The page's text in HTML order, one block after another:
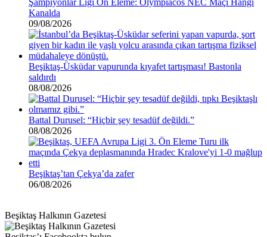
Şampiyonlar Ligi Ön Eleme: Olympiacos NEC Maçı Hangi
Kanalda
09/08/2026
Beşiktaş-Üsküdar vapurunda kıyafet tartışması! Bastonla
saldırdı
08/08/2026
Battal Durusel: “Hiçbir şey tesadüf değildi.”
08/08/2026
Beşiktaş’tan Çekya’da zafer
06/08/2026
Beşiktaş Halkının Gazetesi